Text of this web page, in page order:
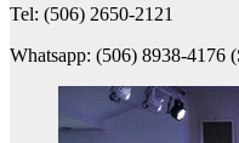
Tel: (506) 2650-2121
Whatsapp: (506) 8938-4176